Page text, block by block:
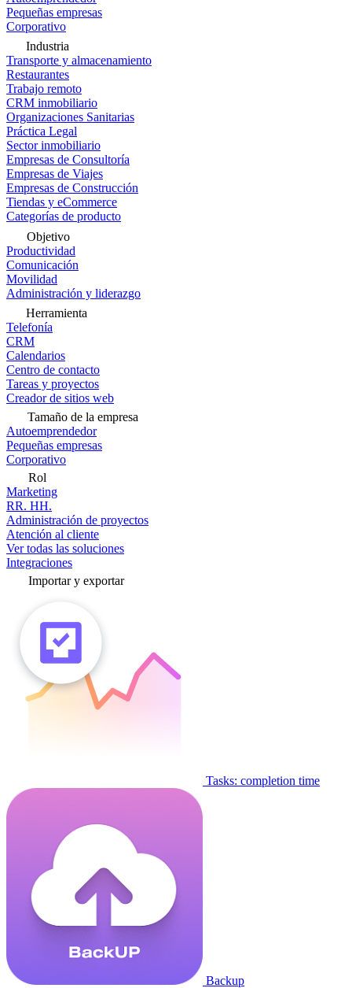
Pequeñas empresas
Corporativo
Industria
Transporte y almacenamiento
Restaurantes
Trabajo remoto
CRM inmobiliario
Organizaciones Sanitarias
Práctica Legal
Sector inmobiliario
Empresas de Consultoría
Empresas de Viajes
Empresas de Construcción
Tiendas y eCommerce
Categorías de producto
Objetivo
Productividad
Comunicación
Movilidad
Administración y liderazgo
Herramienta
Telefonía
CRM
Calendarios
Centro de contacto
Tareas y proyectos
Creador de sitios web
Tamaño de la empresa
Autoemprendedor
Pequeñas empresas
Corporativo
Rol
Marketing
RR. HH.
Administración de proyectos
Atención al cliente
Ver todas las soluciones
Integraciones
Importar y exportar
Tasks: completion time
Backup